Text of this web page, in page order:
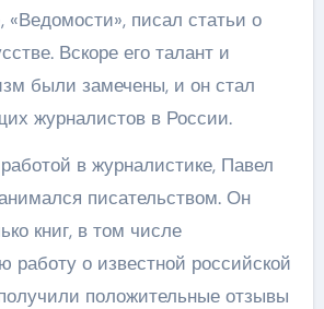
«Ведомости», писал статьи о
Вскоре его талант и
были замечены, и он стал
журналистов в России.
в журналистике, Павел
писательством. Он
книг, в том числе
работу о известной российской
положительные отзывы